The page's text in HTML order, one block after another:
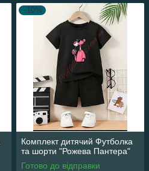
–10%
Комплект дитячий Футболка
та шорти "Рожева Пантера"
Готово до відправки